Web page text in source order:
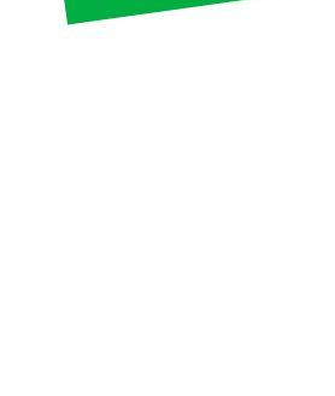
Télécharger